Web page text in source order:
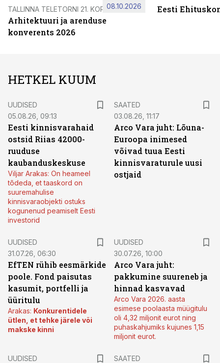
TALLINNA TELETORNI 21. KORRUSEL
Arhitektuuri ja arenduse
konverents 2026
08.10.2026 Eesti
HETKEL KUUM
UUDISED
05.08.26, 09:13
Eesti kinnisvarahaid
ostsid Riias 42000-
ruuduse
kaubanduskeskuse
Viljar Arakas: On heameel
tõdeda, et taaskord on
suuremahulise
kinnisvaraobjekti ostuks
kogunenud peamiselt Eesti
investorid
SAATED
03.08.26, 11:17
Arco Vara juht: Lõuna-
Euroopa inimesed
võivad tuua Eesti
kinnisvaraturule uusi
ostjaid
UUDISED
31.07.26, 06:30
EfTEN rühib eesmärkide
poole. Fond paisutas
kasumit, portfelli ja
üüritulu
Arakas: Konkurentidele
ütlen, et tehke järele või
makske kinni
UUDISED
30.07.26, 10:00
Arco Vara juht:
pakkumine suureneb ja
hinnad kasvavad
Arco Vara 2026. aasta
esimese poolaasta müügitulu
oli 4,32 miljonit eurot ning
puhaskahjumiks kujunes 1,15
miljonit eurot.
UUDISED
SAATED